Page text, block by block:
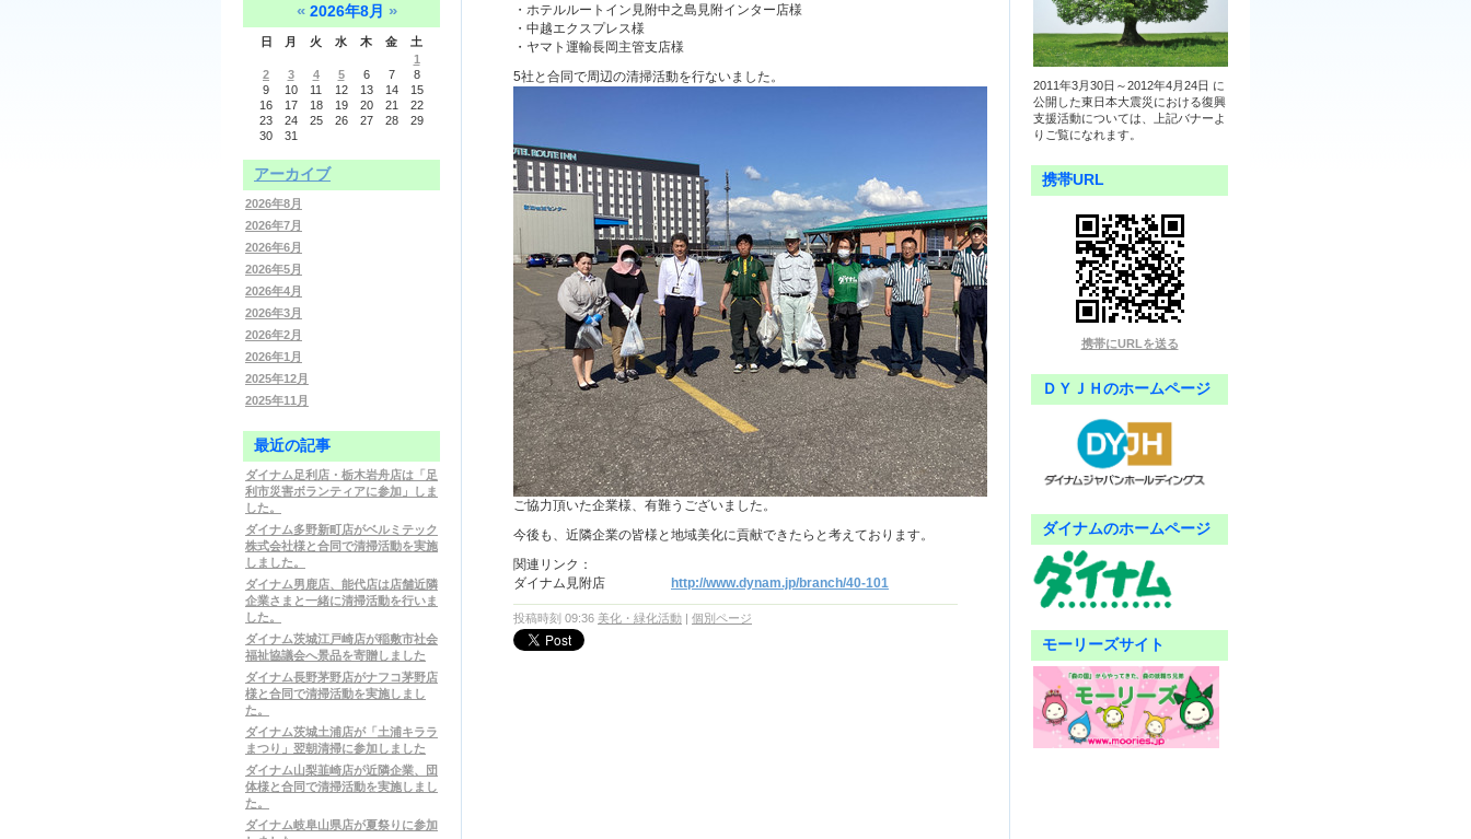
« 2026年8月 »
日 月 火 水 木 金
土
1
2
3 4 5 6 7
8
9
10 11 12 13 14
15
16
17 18 19 20 21
22
23
24 25 26 27 28
29
30
31
アーカイブ
2026年8月
2026年7月
2026年6月
2026年5月
2026年4月
2026年3月
2026年2月
2026年1月
2025年12月
2025年11月
最近の記事
ダイナム足利店・栃木岩舟店は「足
利市災害ボランティアに参加」しま
した。
ダイナム多野新町店がベルミテック
株式会社様と合同で清掃活動を実施
しました。
ダイナム男鹿店、能代店は店舗近隣
企業さまと一緒に清掃活動を行いま
した。
ダイナム茨城江戸崎店が稲敷市社会
福祉協議会へ景品を寄贈しました
ダイナム長野茅野店がナフコ茅野店
様と合同で清掃活動を実施しまし
た。
ダイナム茨城土浦店が「土浦キララ
まつり」翌朝清掃に参加しました
ダイナム山梨韮崎店が近隣企業、団
体様と合同で清掃活動を実施しまし
た。
ダイナム岐阜山県店が夏祭りに参加
・ホテルルートイン見附中之島見附インター店様
・中越エクスプレス様
・ヤマト運輸長岡主管支店様
5社と合同で周辺の清掃活動を行ないました。
ご協力頂いた企業様、有難うございました。
今後も、近隣企業の皆様と地域美化に貢献できたらと考えております。
関連リンク：
ダイナム見附店
http://www.dynam.jp/branch/40-101
投稿時刻 09:36 美化・緑化活動 | 個別ページ
2011年3月30日～2012年4月24日 に
公開した東日本大震災における復興
支援活動については、上記バナーよ
りご覧になれます。
携帯URL
携帯にURLを送る
ＤＹＪＨのホームページ
ダイナムのホームページ
モーリーズサイト